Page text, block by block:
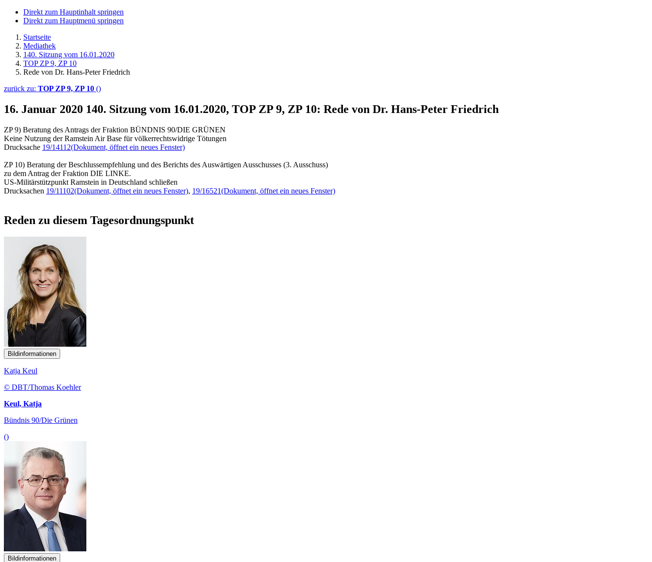
Direkt zum Hauptinhalt springen
Direkt zum Hauptmenü springen
Startseite
Mediathek
140. Sitzung vom 16.01.2020
TOP ZP 9, ZP 10
Rede von Dr. Hans-Peter Friedrich
zurück zu: TOP ZP 9, ZP 10 ()
16. Januar 2020 140. Sitzung vom 16.01.2020, TOP ZP 9, ZP 10: Rede von Dr. Hans-Peter Friedrich
ZP 9) Beratung des Antrags der Fraktion BÜNDNIS 90/DIE GRÜNEN
Keine Nutzung der Ramstein Air Base für völkerrechtswidrige Tötungen
Drucksache 19/14112(Dokument, öffnet ein neues Fenster)
ZP 10) Beratung der Beschlussempfehlung und des Berichts des Auswärtigen Ausschusses (3. Ausschuss)
zu dem Antrag der Fraktion DIE LINKE.
US-Militärstützpunkt Ramstein in Deutschland schließen
Drucksachen 19/11102(Dokument, öffnet ein neues Fenster), 19/16521(Dokument, öffnet ein neues Fenster)
Reden zu diesem Tagesordnungspunkt
Bildinformationen
Katja Keul
© DBT/Thomas Koehler
Keul, Katja
Bündnis 90/Die Grünen
()
Bildinformationen